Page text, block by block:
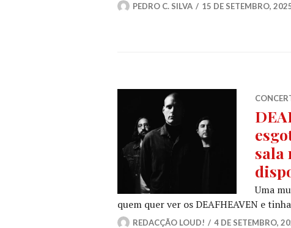
PEDRO C. SILVA 15 DE SETEMBRO,
sala
Uma
quem quer ver os DEAFHEAVEN e
REDACÇÃO LOUD! 4 DE SETEMBRO,